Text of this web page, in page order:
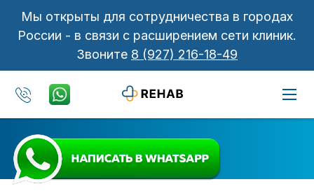
Мы открыты для сотрудничества в городах
России - в связи с расширением сети клиник.
Звоните 8 (927) 216-18-49